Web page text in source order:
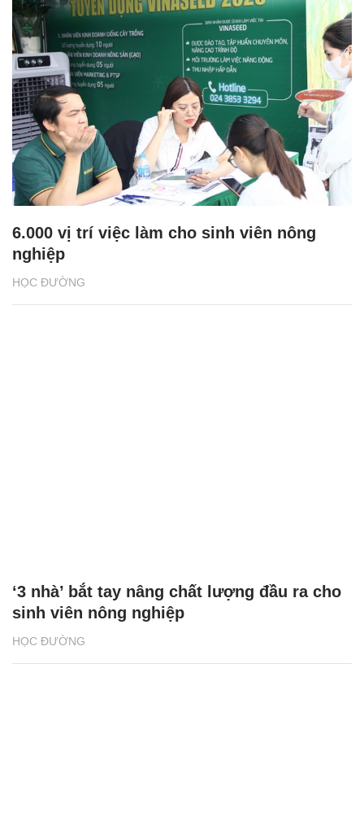
HỌC ĐƯỜNG
6.000 vị trí việc làm cho sinh viên nông
nghiệp
HỌC ĐƯỜNG
‘3 nhà’ bắt tay nâng chất lượng đầu ra cho
sinh viên nông nghiệp